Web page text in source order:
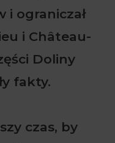
i ograniczał
i Château-
Doliny
fakty.
czas, by